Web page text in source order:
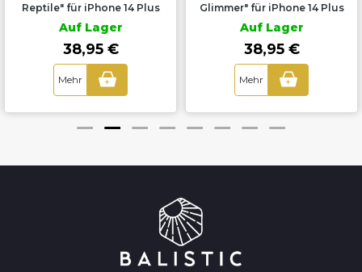
Reptile" für iPhone 14 Plus
Auf Lager
38,95 €
Mehr +
Glimmer" für iPhone 14 Plus
Auf Lager
38,95 €
Mehr +